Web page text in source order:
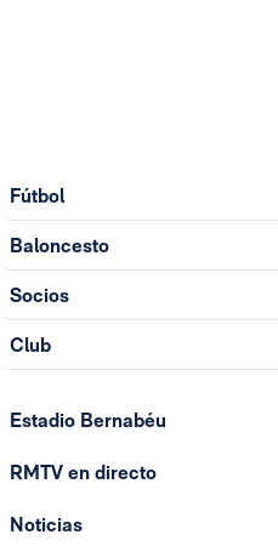
Fútbol
Baloncesto
Socios
Club
Estadio Bernabéu
RMTV en directo
Noticias